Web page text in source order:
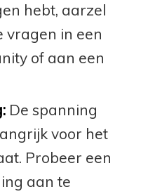
hebt, aarzel
vragen in een
of aan een
De spanning
voor het
Probeer een
aan te